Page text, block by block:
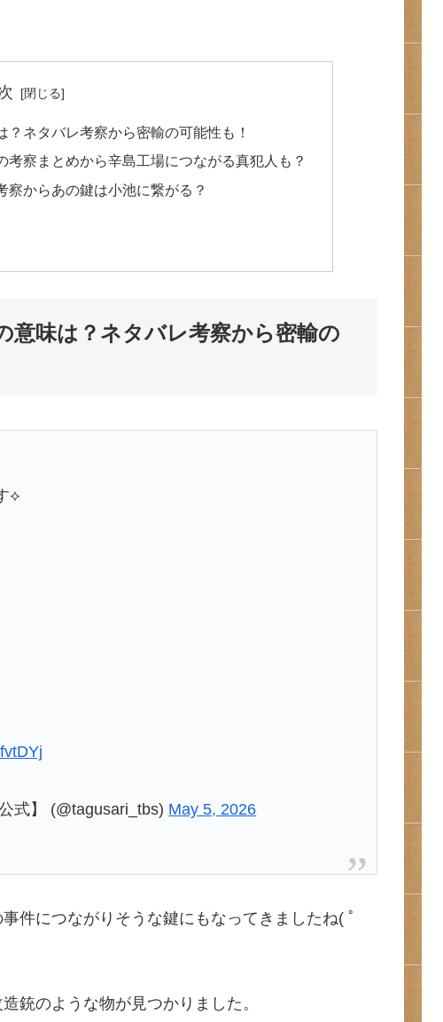
ネタバレ考察から密輸の可能性も！
察まとめから辛島工場につながる真犯人も？
からあの鍵は小池に繋がる？
意味は？ネタバレ考察から密輸の
⟡
式】 (@tagusari_tbs) May 5, 2026
件につながりそうな鍵にもなってきましたね( ﾟ
銃のような物が見つかりました。